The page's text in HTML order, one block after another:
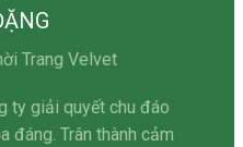
Trang Velvet
ty giải quyết chu đáo
đáng. Trân thành cảm